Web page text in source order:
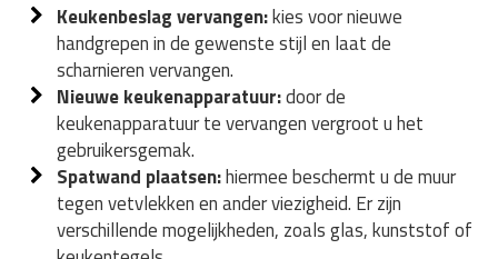
Keukenbeslag vervangen:kies voor nieuwe
handgrepen in de gewenste stijl en laat de
scharnieren vervangen.
Nieuwe keukenapparatuur:door de
keukenapparatuur te vervangen vergroot u het
gebruikersgemak.
Spatwand plaatsen:hiermee beschermt u de muur
tegen vetvlekken en ander viezigheid. Er zijn
verschillende mogelijkheden, zoals glas, kunststof of